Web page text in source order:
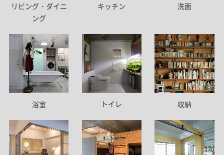
リビング・ダイニ
ング
キッチン 洗面
浴室 トイレ 収納